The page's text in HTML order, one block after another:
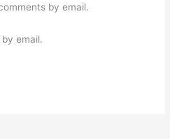
by email.
email.